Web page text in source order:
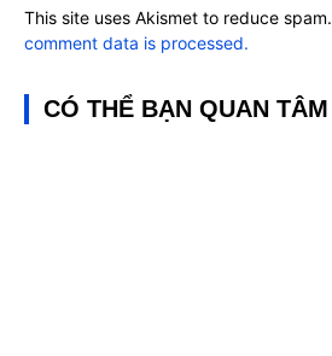
This site uses Akismet to reduce spam.
comment data is processed.
CÓ THỂ BẠN QUAN TÂM